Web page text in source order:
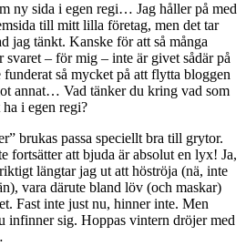
ny sida i egen regi… Jag håller på med
till mitt lilla företag, men det tar
jag tänkt. Kanske för att så många
– för mig – inte är givet sådär på
så mycket på att flytta bloggen
annat… Vad tänker du kring vad som
i egen regi?
brukas passa speciellt bra till grytor.
fortsätter att bjuda är absolut en lyx! Ja,
längtar jag ut att höströja (nä, inte
vara därute bland löv (och maskar)
Fast inte just nu, hinner inte. Men
infinner sig. Hoppas vintern dröjer med